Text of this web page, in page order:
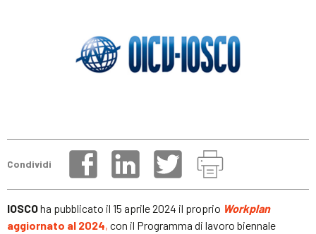
Condividi
IOSCOha pubblicato il 15 aprile 2024 il proprio Workplan
aggiornato al 2024, con il Programma di lavoro biennale